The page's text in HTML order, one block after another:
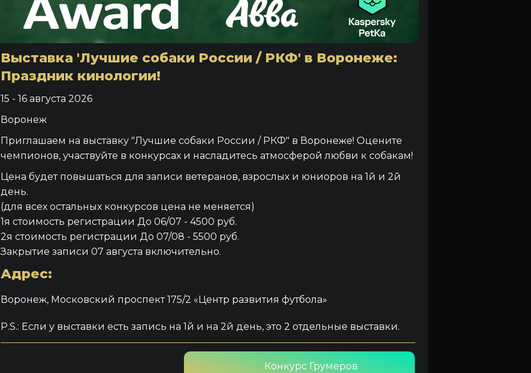
Выставка 'Лучшие собаки России / РКФ' в Воронеже:
Праздник кинологии!
15 - 16 августа 2026
Воронеж
Приглашаем на выставку "Лучшие собаки России / РКФ" в Воронеже! Оцените
чемпионов, участвуйте в конкурсах и насладитесь атмосферой любви к собакам!
Цена будет повышаться для записи ветеранов, взрослых и юниоров на 1й и 2й
день.
(для всех остальных конкурсов цена не меняется)
1я стоимость регистрации До 06/07 - 4500 руб.
2я стоимость регистрации До 07/08 - 5500 руб.
Закрытие записи 07 августа включительно.
Адрес:
Воронеж, Московский проспект 175/2 «Центр развития футбола»
P.S.: Если у выставки есть запись на 1й и на 2й день, это 2 отдельные выставки.
Конкурс Грумеров